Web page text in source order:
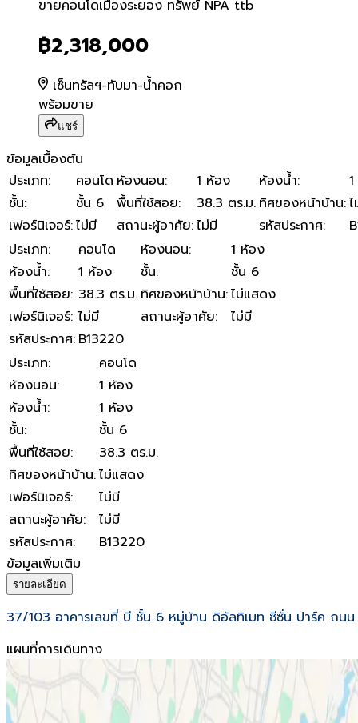
ขายคอนโดเมืองระยอง ทรั
ขายคอนโดเมืองระยอง ทรัพย์ NPA ttb
฿2,318,000
เซ็นทรัลฯ-ทับมา-น้ำคอก
พร้อมขาย
แชร์
ข้อมูลเบื้องต้น
ประเภท: คอนโด ห้องนอน: 1 ห้อง ห้องน้ำ:
ชั้น: ชั้น 6 พื้นที่ใช้สอย: 38.3 ตร.ม. ทิศของหน้าบ้าน:
เฟอร์นิเจอร์:ไม่มี สถานะผู้อาศัย:ไม่มี รหัสประกาศ:
ประเภท: คอนโด ห้องนอน:
1 ห้อง
ห้องน้ำ: 1 ห้อง ชั้น:
ชั้น 6
พื้นที่ใช้สอย: 38.3 ตร.ม. ทิศของหน้าบ้าน:ไม่แสดง
เฟอร์นิเจอร์: ไม่มี สถานะผู้อาศัย:
ไม่มี
รหัสประกาศ: B13220
ประเภท:
คอนโด
ห้องนอน:
1 ห้อง
ห้องน้ำ:
1 ห้อง
ชั้น:
ชั้น 6
พื้นที่ใช้สอย:
38.3 ตร.ม.
ทิศของหน้าบ้าน:ไม่แสดง
เฟอร์นิเจอร์:
ไม่มี
สถานะผู้อาศัย:
ไม่มี
รหัสประกาศ:
B13220
ข้อมูลเพิ่มเติม
รายละเอียด
37/103 อาคารเลขที่ บี ชั้น 6 หมู่บ้าน ดิอัลทิเมท ซีซั่น ปาร์ค ถนน
แผนที่การเดินทาง